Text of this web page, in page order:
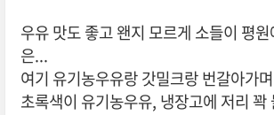
우유 맛도 좋고 왠지 모르게 소들이 평
은...
여기 유기농우유랑 갓밀크랑 번갈아가
초록색이 유기농우유, 냉장고에 저리 꽉